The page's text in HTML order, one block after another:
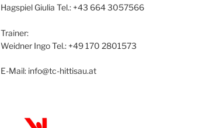
Hagspiel Giulia Tel.: +43 664 3057566
Trainer:
Weidner Ingo Tel.: +49 170 2801573
E-Mail: info@tc-hittisau.at